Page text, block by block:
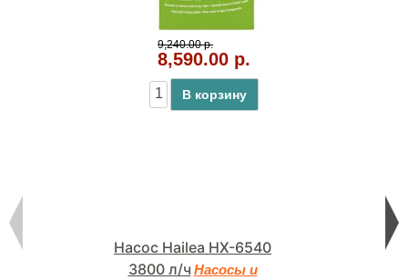
9,240.00 р.
8,590.00 р.
В корзину
Насос Hailea HX-6540
3800 л/ч Насосы и